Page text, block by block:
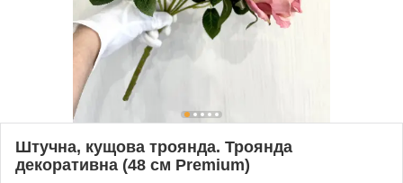
Штучна, кущова троянда. Троянда
декоративна (48 см Premium)